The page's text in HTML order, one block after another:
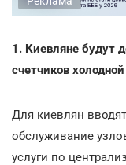
1. Киевляне будут
счетчиков
Для киевлян
обслуживание
услуги по